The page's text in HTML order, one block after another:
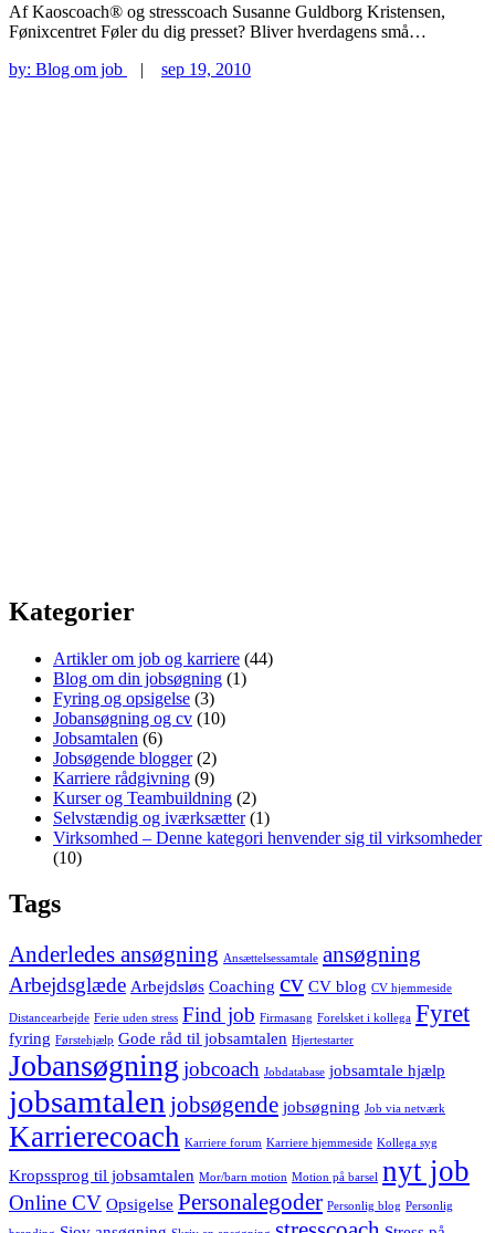
Af Kaoscoach® og stresscoach Susanne Guldborg Kristensen,
Fønixcentret Føler du dig presset? Bliver hverdagens små…
by: Blog om job | sep 19, 2010
Kategorier
Artikler om job og karriere (44)
Blog om din jobsøgning (1)
Fyring og opsigelse (3)
Jobansøgning og cv (10)
Jobsamtalen (6)
Jobsøgende blogger(2)
Karriere rådgivning (9)
Kurser og Teambuildning (2)
Selvstændig og iværksætter(1)
Virksomhed – Denne kategori henvender sig til virksomheder
(10)
Tags
Anderledes ansøgning Ansættelsessamtale ansøgning
Arbejdsglæde Arbejdsløs Coaching cv CV blog CV hjemmeside
Distancearbejde Ferie uden stress Find job Firmasang Forelsket i kollega Fyret
fyring Førstehjælp Gode råd til jobsamtalen Hjertestarter
Jobansøgning jobcoach Jobdatabase jobsamtale hjælp
jobsamtalen jobsøgende jobsøgning Job via netværk
Karrierecoach Karriere forum Karriere hjemmeside Kollega syg
Kropssprog til jobsamtalen Mor/barn motion Motion på barsel nyt job
Online CV Opsigelse Personalegoder Personlig blog Personlig